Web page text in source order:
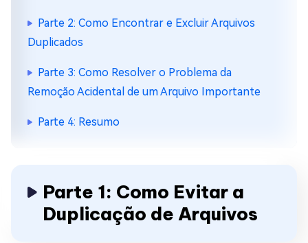
Parte 2: Como Encontrar e Excluir Arquivos
Duplicados
Parte 3: Como Resolver o Problema da
Remoção Acidental de um Arquivo Importante
Parte 4: Resumo
Parte 1: Como Evitar a
Duplicação de Arquivos